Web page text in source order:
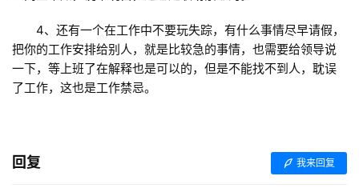
首
页
机
相
4、还有一个在工作中不要玩失踪，有什么事情尽早请假，
把你的工作安排给别人，就是比较急的事情，也需要给领导说
一下，等上班了在解释也是可以的，但是不能找不到人，耽误
了工作，这也是工作禁忌。
回复 我来回复